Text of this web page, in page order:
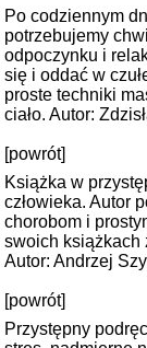
Po codziennym
potrzebujemy
odpoczynku i
się i oddać w
proste techniki
ciało. Autor:
[powrót]
Książka w
człowieka. Autor
chorobom i
swoich książkach
Autor: Andrzej
[powrót]
Przystępny